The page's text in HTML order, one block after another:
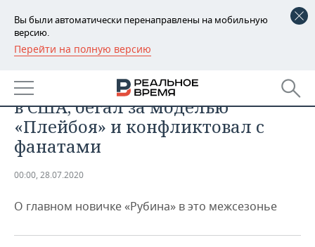
Вы были автоматически перенаправлены на мобильную
версию.
Перейти на полную версию
РЕГИОНЫ
БАШКОРТОСТАН
ТАТАРСТАН
УДМУРТИЯ
НОВОСТИ
АНАЛИТИКА
НОВОСТИ АНАЛИТИКИ
ДЕКЛАРАЦИИ О ДОХОДАХ
КОРОЛИ ГОСЗАКАЗА ПФО
ЭКОНОМИКА
НОВОСТИ ЭКОНОМИКИ
ФИНАНСЫ
ПРОМЫШЛЕННОСТЬ
НОВОСТИ
НЕДВИЖИМОСТЬ
Деспотович чуть не уехал играть
в США, бегал за моделью
«Плейбоя» и конфликтовал с
фанатами
00:00, 28.07.2020
О главном новичке «Рубина» в это межсезонье